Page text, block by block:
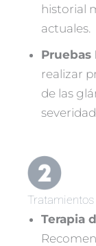
historial
actuales.
Pruebas
realizar
de las
Terapia